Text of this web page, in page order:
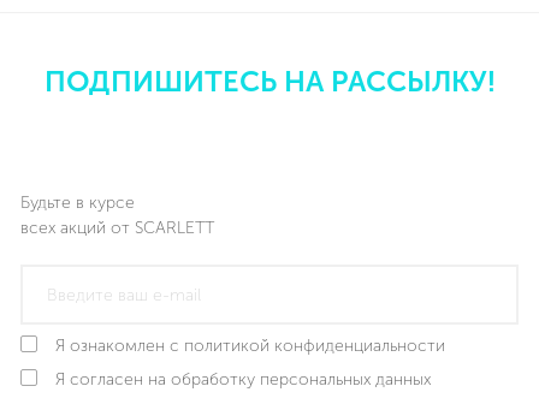
ПОДПИШИТЕСЬ НА РАССЫЛКУ!
Будьте в курсе
всех акций от SCARLETT
Я ознакомлен с политикой конфиденциальности
Я согласен на обработку персональных данных